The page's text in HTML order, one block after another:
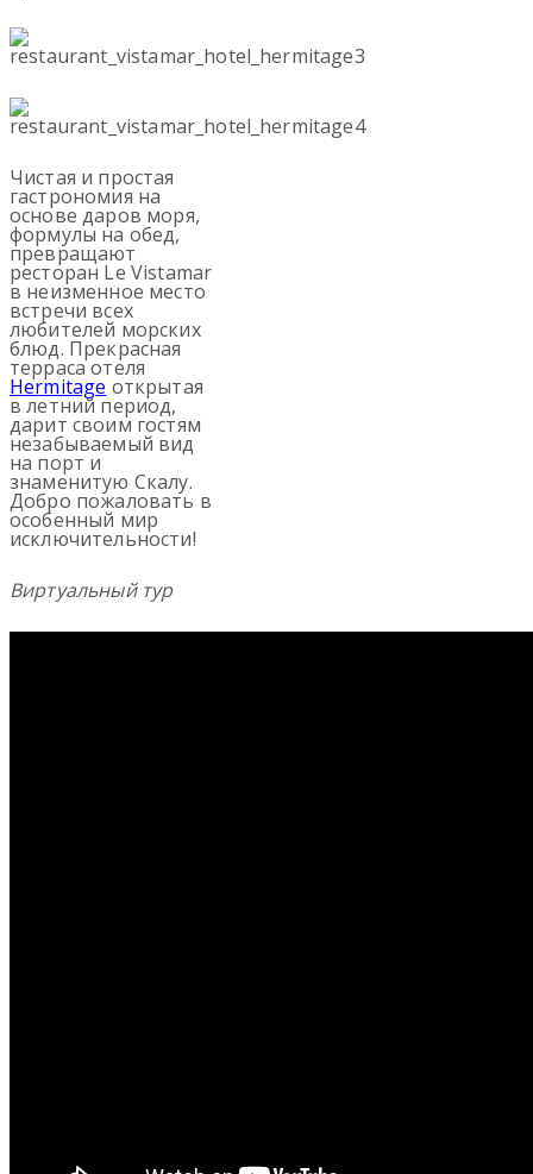
Чистая и простая
гастрономия на
основе даров моря,
формулы на обед,
превращают
ресторан Le Vistamar
в неизменное место
встречи всех
любителей морских
блюд. Прекрасная
терраса отеля
Hermitage открытая
в летний период,
дарит своим гостям
незабываемый вид
на порт и
знаменитую Скалу.
Добро пожаловать в
особенный мир
исключительности!
Виртуальный тур